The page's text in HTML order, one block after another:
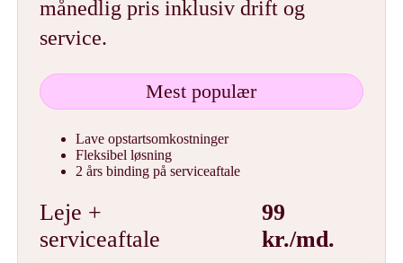
månedlig pris inklusiv drift og
service.
Mest populær
Lave opstartsomkostninger
Fleksibel løsning
2 års binding på serviceaftale
Leje +
serviceaftale
99
kr./md.